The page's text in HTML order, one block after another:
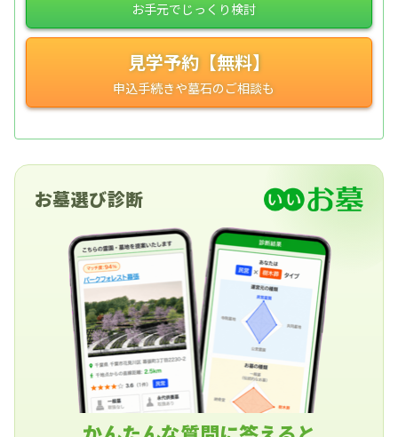
見学予約【無料】
お墓選び診断